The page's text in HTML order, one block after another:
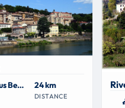
🗺 Plus Beaux Détours de France 24 km
DISTANCE